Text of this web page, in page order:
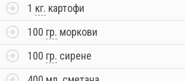
1 кг. картофи
100 гр. моркови
100 гр. сирене